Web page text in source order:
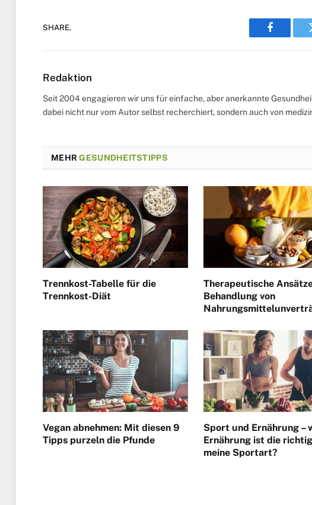
SHARE.
Facebook
Redaktion
Seit 2004 engagieren wir uns für einfache, aber anerkannte
dabei nicht nur vom Autor selbst recherchiert, sondern auch von
MEHRGESUNDHEITSTIPPS
Trennkost-Tabelle für die
Trennkost-Diät
Therapeutische
Behandlung von
Vegan abnehmen: Mit diesen 9
Tipps purzeln die Pfunde
Sport und Ernährung –
Ernährung ist die
meine Sportart?